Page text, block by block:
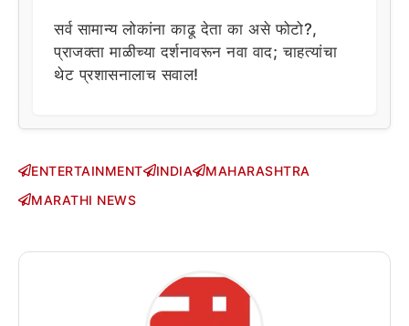
सर्व सामान्य लोकांना काढू देता का असे फोटो?,
प्राजक्ता माळीच्या दर्शनावरून नवा वाद; चाहत्यांचा
थेट प्रशासनालाच सवाल!
ENTERTAINMENT INDIA
MAHARASHTRA
MARATHI NEWS